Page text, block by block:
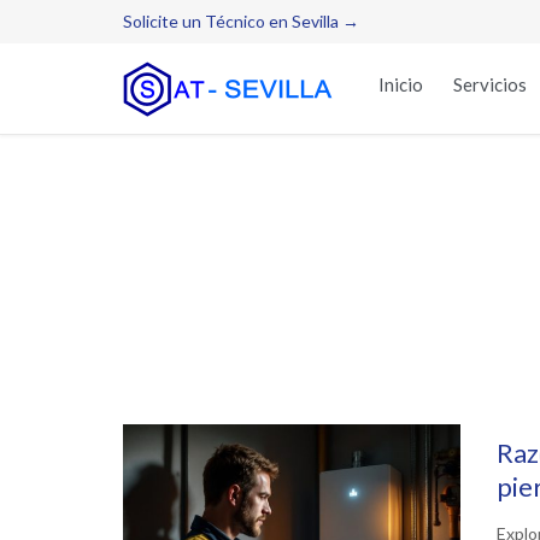
Solicite un Técnico en Sevilla →
Inicio Servicios